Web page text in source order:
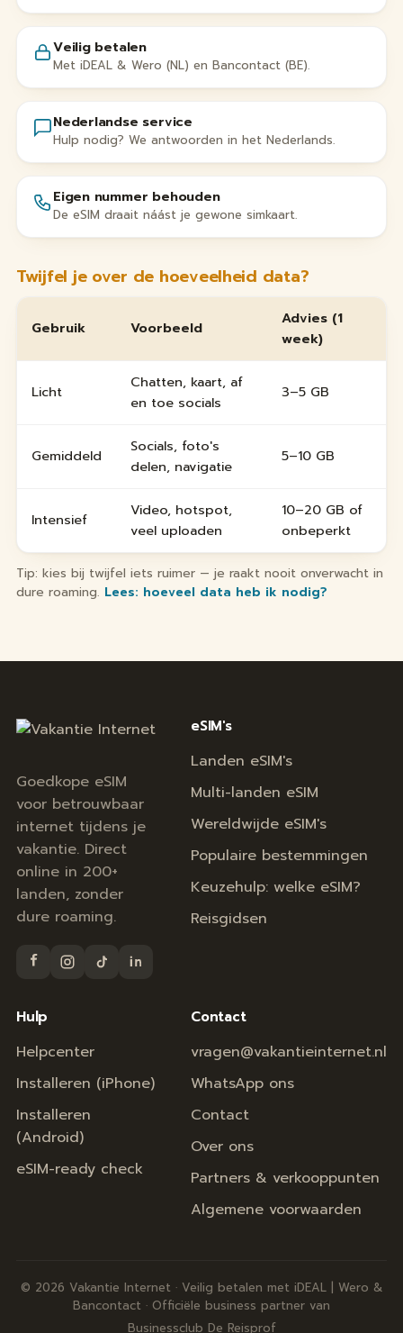
Veilig betalen
Met iDEAL & Wero (NL) en Bancontact (BE).
Nederlandse service
Hulp nodig? We antwoorden in het Nederlands.
Eigen nummer behouden
De eSIM draait náást je gewone simkaart.
Twijfel je over de hoeveelheid data?
Gebruik Voorbeeld
Advies (1
week)
Licht
Chatten, kaart, af
en toe socials
3–5 GB
Gemiddeld
Socials, foto's
delen, navigatie
5–10 GB
Intensief
Video, hotspot,
veel uploaden
10–20 GB of
onbeperkt
Tip: kies bij twijfel iets ruimer — je raakt nooit onverwacht in
dure roaming. Lees: hoeveel data heb ik nodig?
Goedkope eSIM
voor betrouwbaar
internet tijdens je
vakantie. Direct
online in 200+
landen, zonder
dure roaming.
eSIM's
Landen eSIM's
Multi-landen eSIM
Wereldwijde eSIM's
Populaire bestemmingen
Keuzehulp: welke eSIM?
Reisgidsen
Hulp
Helpcenter
Installeren (iPhone)
Installeren
(Android)
eSIM-ready check
Contact
vragen@vakantieinternet.nl
WhatsApp ons
Contact
Over ons
Partners & verkooppunten
Algemene voorwaarden
© 2026 Vakantie Internet · Veilig betalen met iDEAL | Wero &
Bancontact · Officiële business partner van
Businessclub De Reisprof